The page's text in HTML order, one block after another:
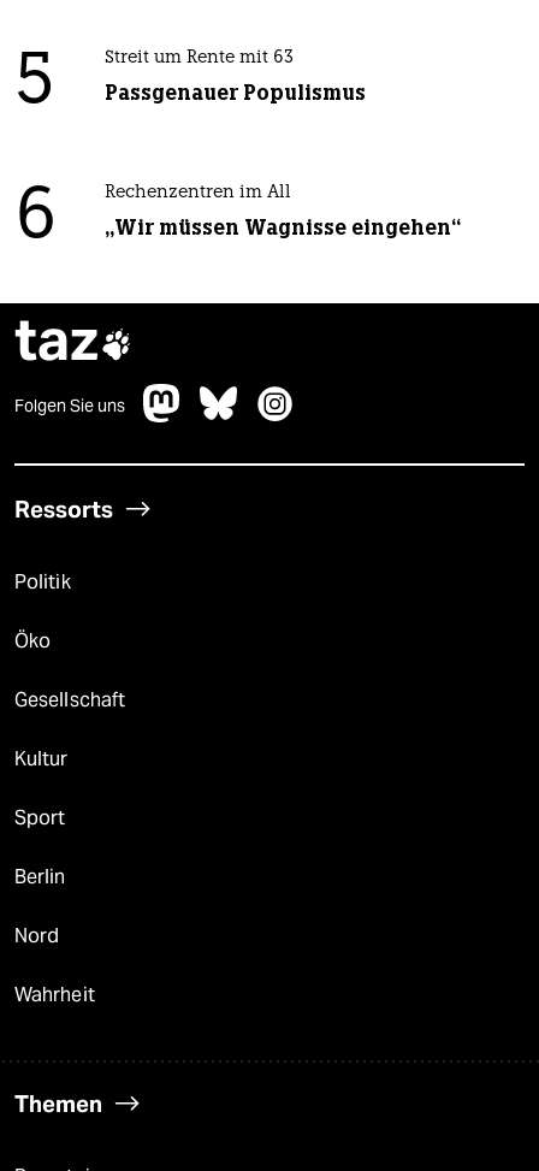
5 Streit um Rente mit 63
Passgenauer Populismus
6 Rechenzentren im All
„Wir müssen Wagnisse eingehen“
taz
Folgen Sie uns
Ressorts
Politik
Öko
Gesellschaft
Kultur
Sport
Berlin
Nord
Wahrheit
Themen